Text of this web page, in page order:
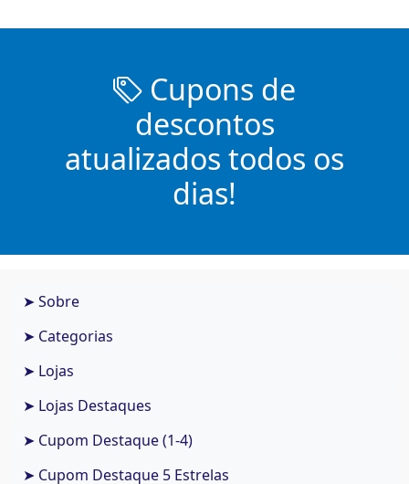
Cupons de
descontos
atualizados todos os
dias!
➤ Sobre
➤ Categorias
➤ Lojas
➤ Lojas Destaques
➤ Cupom Destaque (1-4)
➤ Cupom Destaque 5 Estrelas